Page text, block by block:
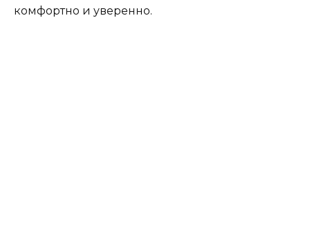
комфортно и уверенно.